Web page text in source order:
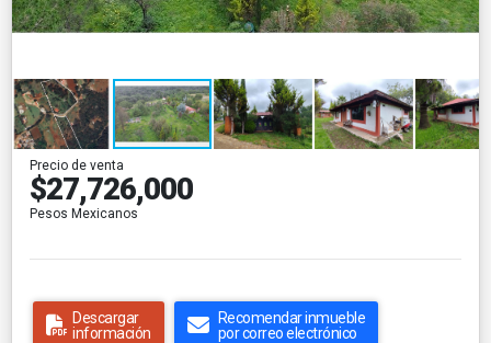
Precio de venta
$27,726,000
Pesos Mexicanos
Descargar
información
Recomendar inmueble
por correo electrónico